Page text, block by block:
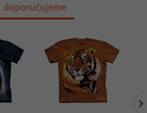
doporučujeme